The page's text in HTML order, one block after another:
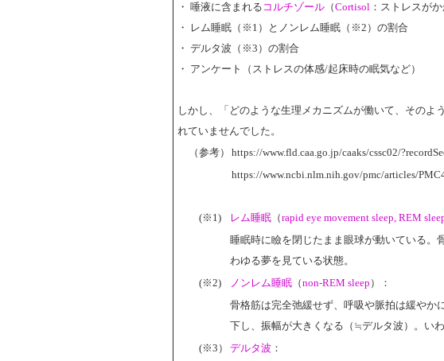
・ 唾液に含まれる コルチゾール （Cortisol ：ストレスが
・ レム睡眠（※1）とノンレム睡眠（※2）の割合
・ デルタ波（※3）の割合
・ アンケート（ストレスの体感/起床時の眠気など）
しかし、「どのような生理メカニズムが働いて、そのよ
れていませんでした。
（参考）
https://www.fld.caa.go.jp/caaks/cssc02/
https://www.ncbi.nlm.nih.gov/pmc/articles/
(※1) レム睡眠 （rapid eye movement sleep, REM
睡眠時に瞼を閉じたまま眼球が動いている
わゆる夢を見ている状態。
(※2)
ノンレム睡眠 （non-REM sleep ）：
骨格筋は完全弛緩せず、呼吸や脈拍は緩やか
下し、振幅が大きくなる（≒デルタ波）。い
(※3）
デルタ波 ：